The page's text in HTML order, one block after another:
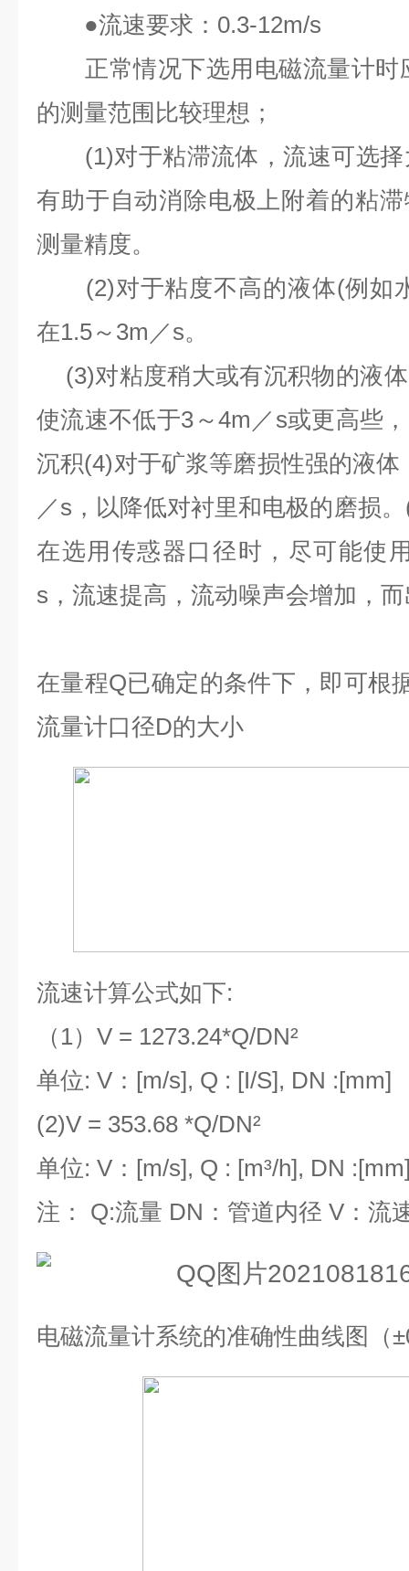
●流速要求： 0.3-12m/s
正常情况下选用电磁流量计时
的测量范围比较理想；
(1)对于粘滞流体，流速可选
有助于自动消除电极上附着的粘
测量精度。
(2)对于粘度不高的液体(例如
在1.5～ 3m ／s。
(3)对粘度稍大或有沉积物的液
使流速不低于3 ～4m ／ s或更高些
沉积(4)对于矿浆等磨损性强的液
／s ，以降低对衬里和电极的磨损。
在选用传惑器口径时，尽可能使
s ，流速提高，流动噪声会增加，
在量程Q已确定的条件下，即可根
流量计口径D的大小
流速计算公式如下:
（ 1） V = 1273.24*Q/DN²
单位: V ： [m/s], Q : [I/S], DN :[mm]
(2)V = 353.68 *Q/DN²
单位: V ： [m/s], Q : [m³/h], DN
注：
Q:流量 DN ：管道内径 V ：流
电磁流量计系统的准确性曲线图（±